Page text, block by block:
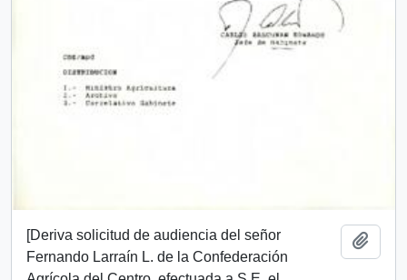
[Deriva solicitud de audiencia del señor
Fernando Larraín L. de la Confederación